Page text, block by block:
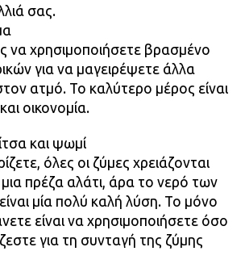
σας.
να χρησιμοποιήσετε βρασμένο
για να μαγειρέψετε άλλα
ατμό. Το καλύτερο μέρος είναι
οικονομία.
και ψωμί
όλες οι ζύμες χρειάζονται
πρέζα αλάτι, άρα το νερό των
μία πολύ καλή λύση. Το μόνο
είναι να χρησιμοποιήσετε όσο
για τη συνταγή της ζύμης